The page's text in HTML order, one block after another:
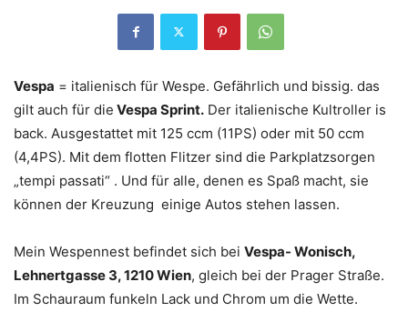
Vespa = italienisch für Wespe. Gefährlich und bissig. das
gilt auch für die Vespa Sprint. Der italienische Kultroller is
back. Ausgestattet mit 125 ccm (11PS) oder mit 50 ccm
(4,4PS). Mit dem flotten Flitzer sind die Parkplatzsorgen
„tempi passati“ . Und für alle, denen es Spaß macht, sie
können der Kreuzung einige Autos stehen lassen.
Mein Wespennest befindet sich bei Vespa- Wonisch,
Lehnertgasse 3, 1210 Wien, gleich bei der Prager Straße.
Im Schauraum funkeln Lack und Chrom um die Wette.